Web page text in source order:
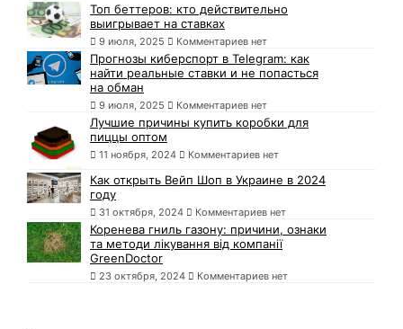
Топ беттеров: кто действительно
выигрывает на ставках
9 июля, 2025 Комментариев нет
Прогнозы киберспорт в Telegram: как
найти реальные ставки и не попасться
на обман
9 июля, 2025 Комментариев нет
Лучшие причины купить коробки для
пиццы оптом
11 ноября, 2024 Комментариев нет
Как открыть Вейп Шоп в Украине в 2024
году
31 октября, 2024 Комментариев нет
Коренева гниль газону: причини, ознаки
та методи лікування від компанії
GreenDoctor
23 октября, 2024 Комментариев нет